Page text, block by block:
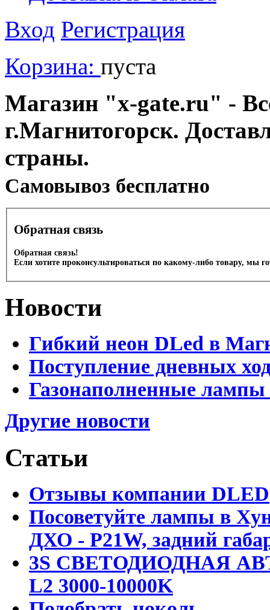
Вход Регистрация
Корзина: пуста
Магазин "x-gate.ru" -
г.Магнитогорск.
страны.
Cамовывоз бесплатно
Обратная связь
Обратная связь!
Если хотите проконсультироваться по какому-либо товару, мы
Новости
Гибкий неон DLed в
Поступление дневных
Газонаполненные
Другие новости
Статьи
Отзывы компании DLED
Посоветуйте лампы в
ДХО - P21W, задний
3S СВЕТОДИОДНАЯ
L2 3000-10000K